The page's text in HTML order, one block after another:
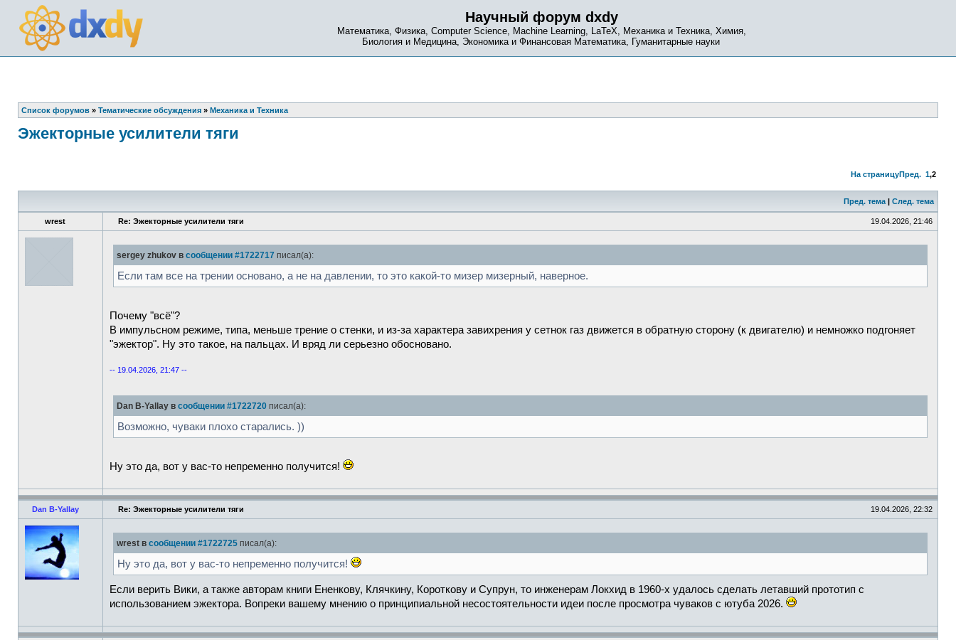
Научный форум dxdy
Математика, Физика, Computer Science, Machine Learning, LaTeX, Механика и Техника, Химия,
Биология и Медицина, Экономика и Финансовая Математика, Гуманитарные науки
Список форумов » Тематические обсуждения » Механика и Техника
Эжекторные усилители тяги
На страницуПред. 1,2
Пред. тема | След. тема
wrest Re: Эжекторные усилители тяги 19.04.2026, 21:46
sergey zhukov в сообщении #1722717 писал(а):
Если там все на трении основано, а не на давлении, то это какой-то мизер мизерный, наверное.
Почему "всё"?
В импульсном режиме, типа, меньше трение о стенки, и из-за характера завихрения у сетнок газ движется в обратную сторону (к двигателю) и немножко подгоняет
"эжектор". Ну это такое, на пальцах. И вряд ли серьезно обосновано.
-- 19.04.2026, 21:47 --
Dan B-Yallay в сообщении #1722720 писал(а):
Возможно, чуваки плохо старались. ))
Ну это да, вот у вас-то непременно получится!
Dan B-Yallay Re: Эжекторные усилители тяги 19.04.2026, 22:32
wrest в сообщении #1722725 писал(а):
Ну это да, вот у вас-то непременно получится!
Если верить Вики, а также авторам книги Ененкову, Клячкину, Короткову и Супрун, то инженерам Локхид в 1960-х удалось сделать летавший прототип с
использованием эжектора. Вопреки вашему мнению о принципиальной несостоятельности идеи после просмотра чуваков с ютуба 2026.